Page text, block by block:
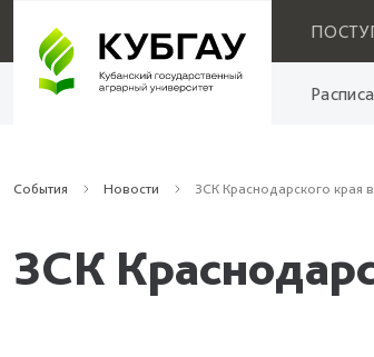
События Новости ЗСК Краснодарского края
ЗСК